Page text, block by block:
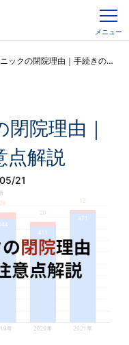
メニュー
の閉院理由｜手続きの流れや注意点解説
院理由｜
点解説
21